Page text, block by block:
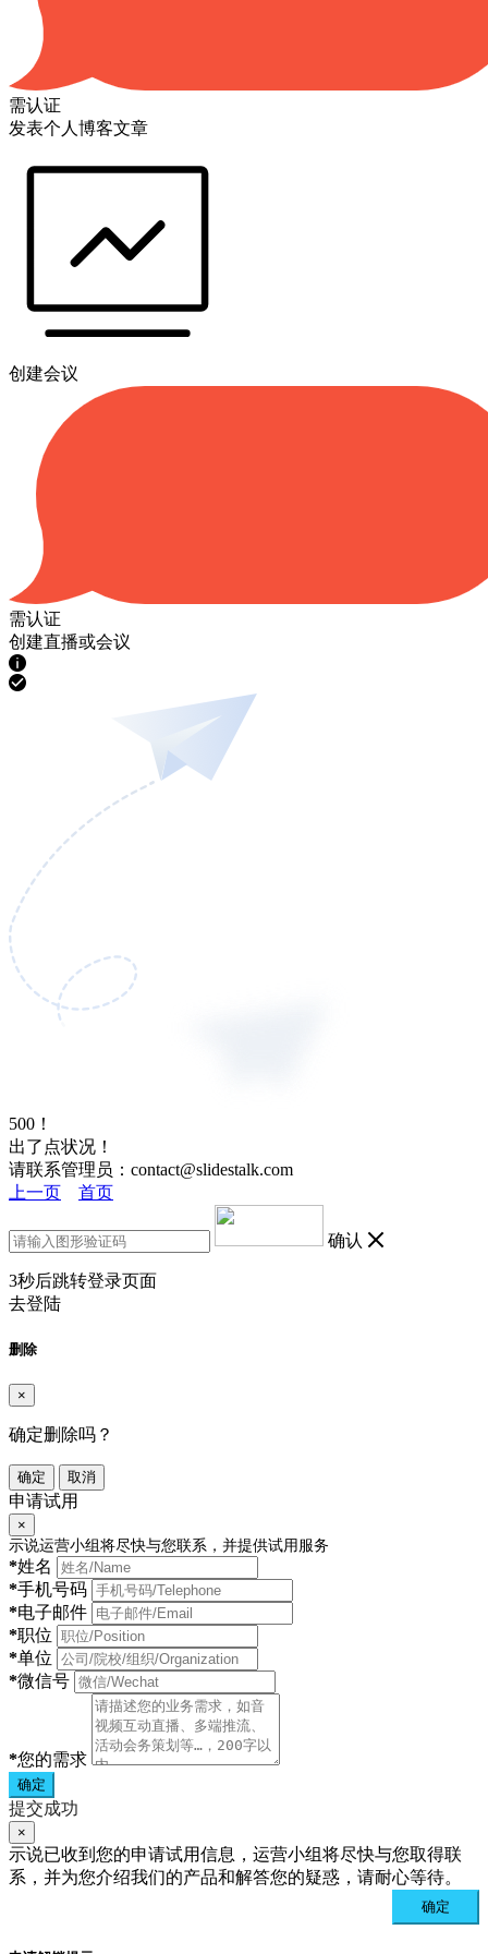
需认证
发表个人博客文章
创建会议
需认证
创建直播或会议
500！
出了点状况！
请联系管理员：contact@slidestalk.com
上一页
首页
确认
3秒后跳转登录页面
去登陆
删除
×
确定删除吗？
确定 取消
申请试用
×
示说运营小组将尽快与您联系，并提供试用服务
*姓名
*手机号码
*电子邮件
*职位
*单位
*微信号
*您的需求
确定
提交成功
×
示说已收到您的申请试用信息，运营小组将尽快与您取得联
系，并为您介绍我们的产品和解答您的疑惑，请耐心等待。
确定